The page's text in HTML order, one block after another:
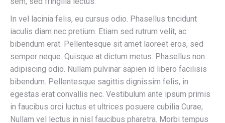
In vel lacinia felis, eu cursus odio. Phasellus tincidunt
iaculis diam nec pretium. Etiam sed rutrum velit, ac
bibendum erat. Pellentesque sit amet laoreet eros, sed
semper neque. Quisque at dictum metus. Phasellus non
adipiscing odio. Nullam pulvinar sapien id libero facilisis
bibendum. Pellentesque sagittis dignissim felis, in
egestas erat convallis nec. Vestibulum ante ipsum primis
in faucibus orci luctus et ultrices posuere cubilia Curae;
Nullam vel lectus in nisl faucibus pharetra. Morbi tempus